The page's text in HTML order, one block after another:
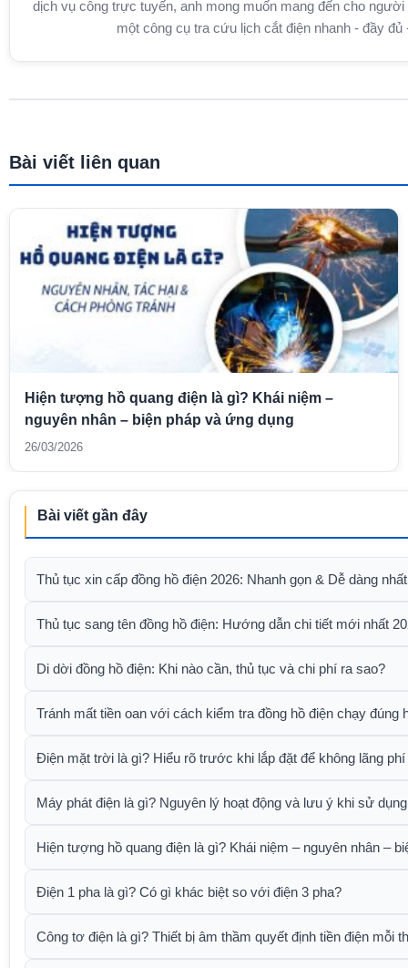
dịch vụ công trực tuyến, anh mong muốn mang đến cho người
một công cụ tra cứu lịch cắt điện nhanh - đầy đủ
Bài viết liên quan
Hiện tượng hồ quang điện là gì? Khái niệm –
nguyên nhân – biện pháp và ứng dụng
26/03/2026
Bài viết gần đây
Thủ tục xin cấp đồng hồ điện 2026: Nhanh gọn & Dễ dàng nhất
Thủ tục sang tên đồng hồ điện: Hướng dẫn chi tiết mới nhất
Di dời đồng hồ điện: Khi nào cần, thủ tục và chi phí ra sao?
Tránh mất tiền oan với cách kiểm tra đồng hồ điện chạy đúng
Điện mặt trời là gì? Hiểu rõ trước khi lắp đặt để không lãng phí
Máy phát điện là gì? Nguyên lý hoạt động và lưu ý khi sử dụng
Hiện tượng hồ quang điện là gì? Khái niệm – nguyên nhân –
Điện 1 pha là gì? Có gì khác biệt so với điện 3 pha?
Công tơ điện là gì? Thiết bị âm thầm quyết định tiền điện mỗi